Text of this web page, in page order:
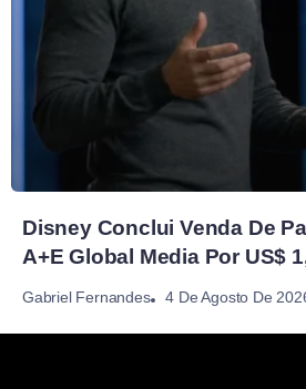
Disney Conclui Venda De
A+E Global Media Por US$
Gabriel Fernandes 4 De Agosto De